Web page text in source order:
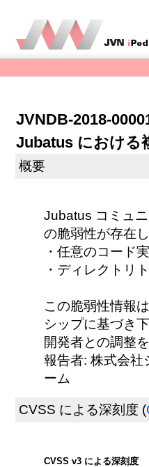
JVNDB-2018-
Jubatus における
概要
Jubatus コミュ
の脆弱性が存在し
・任意のコード
・ディレクトリ
この脆弱性情報
シップに基づき
開発者との調整
報告者: 株式会社
ーム
CVSS による深刻度 (
CVSS v3 による深刻度